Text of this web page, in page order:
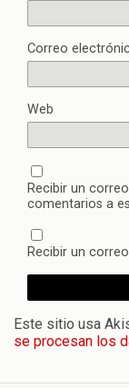
Correo
Web
Recibir un
comentarios a
Recibir un
Este sitio usa
se procesan los